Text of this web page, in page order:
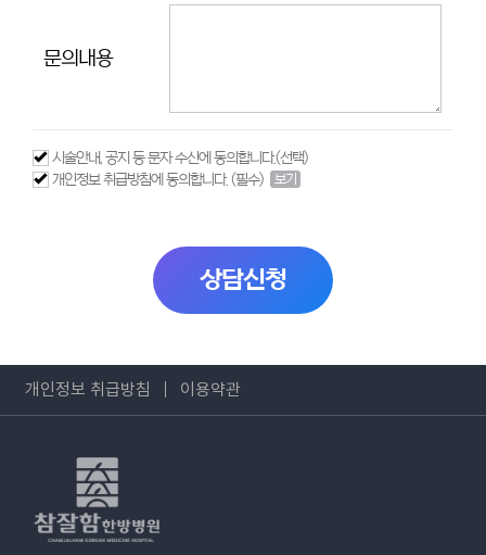
문의내용
시술안내, 공지 등 문자 수신에 동의합니다.(선택)
개인정보 취급방침에 동의합니다. (필수)
보기
상담신청
개인정보 취급방침 이용약관